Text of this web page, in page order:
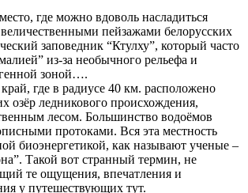
где можно вдоволь насладиться
пейзажами белорусских
заповедник “Ктулху”, который часто
из-за необычного рельефа и
зоной….
где в радиусе 40 км. расположено
озёр ледникового происхождения,
лесом. Большинство водоёмов
протоками. Вся эта местность
биоэнергетикой, как называют ученые –
Такой вот странный термин, не
те ощущения, впечатления и
у путешествующих тут.